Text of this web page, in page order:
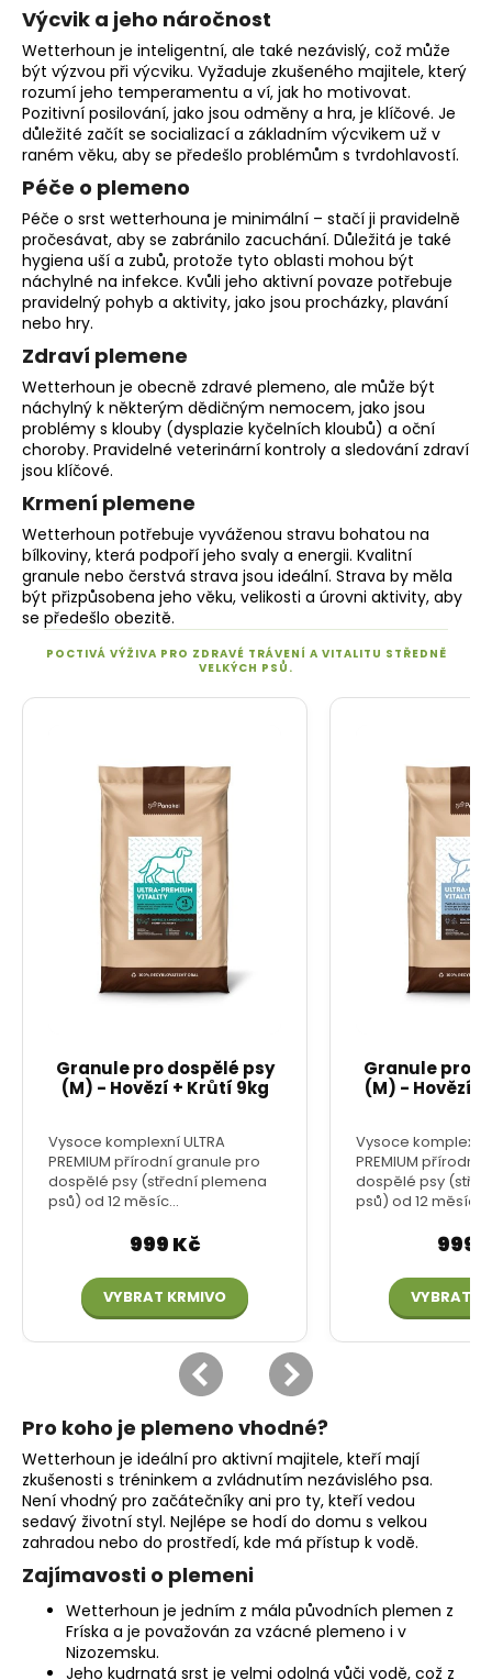
Výcvik a jeho náročnost
Wetterhoun je inteligentní, ale také nezávislý, což může
být výzvou při výcviku. Vyžaduje zkušeného majitele, který
rozumí jeho temperamentu a ví, jak ho motivovat.
Pozitivní posilování, jako jsou odměny a hra, je klíčové. Je
důležité začít se socializací a základním výcvikem už v
raném věku, aby se předešlo problémům s tvrdohlavostí.
Péče o plemeno
Péče o srst wetterhouna je minimální – stačí ji pravidelně
pročesávat, aby se zabránilo zacuchání. Důležitá je také
hygiena uší a zubů, protože tyto oblasti mohou být
náchylné na infekce. Kvůli jeho aktivní povaze potřebuje
pravidelný pohyb a aktivity, jako jsou procházky, plavání
nebo hry.
Zdraví plemene
Wetterhoun je obecně zdravé plemeno, ale může být
náchylný k některým dědičným nemocem, jako jsou
problémy s klouby (dysplazie kyčelních kloubů) a oční
choroby. Pravidelné veterinární kontroly a sledování zdraví
jsou klíčové.
Krmení plemene
Wetterhoun potřebuje vyváženou stravu bohatou na
bílkoviny, která podpoří jeho svaly a energii. Kvalitní
granule nebo čerstvá strava jsou ideální. Strava by měla
být přizpůsobena jeho věku, velikosti a úrovni aktivity, aby
se předešlo obezitě.
Pro koho je plemeno vhodné?
Wetterhoun je ideální pro aktivní majitele, kteří mají
zkušenosti s tréninkem a zvládnutím nezávislého psa.
Není vhodný pro začátečníky ani pro ty, kteří vedou
sedavý životní styl. Nejlépe se hodí do domu s velkou
zahradou nebo do prostředí, kde má přístup k vodě.
Zajímavosti o plemeni
Wetterhoun je jedním z mála původních plemen z
Fríska a je považován za vzácné plemeno i v
Nizozemsku.
Jeho kudrnatá srst je velmi odolná vůči vodě, což z